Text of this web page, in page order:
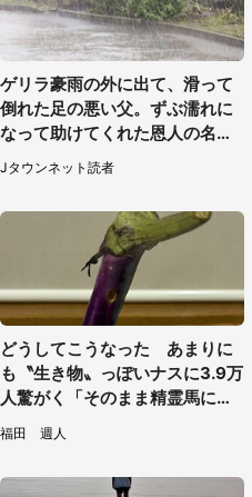
ゲリラ豪雨の外に出て、滑って
倒れた足の悪い父。ずぶ濡れに
なって助けてくれた恩人の名前
Jタウンネット読者
どうしてこうなった あまりに
も〝生き物〟っぽいナスに3.9万
人驚がく「そのまま精霊馬に使
えそう」
福田 週人